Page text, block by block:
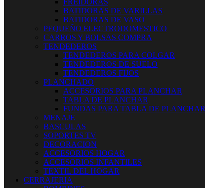
FREIDORAS
BATIDORAS DE VARILLAS
BATIDORAS DE VASO
PEQUEÑO ELECTRODOMESTICO
CARROS Y BOLSAS COMPRA
TENDEDEROS
TENDEDEROS PARA COLGAR
TENDEDEROS DE SUELO
TENDEDEROS FIJOS
PLANCHADO
ACCESORIOS PARA PLANCHAR
TABLA DE PLANCHAR
FUNDAS PARA TABLA DE PLANCHAR
MENAJE
BASCULAS
SOPORTES TV
DECORACION
ACCESORIOS HOGAR
ACCESORIOS INFANTILES
TEXTIL DEL HOGAR
CERRAJERIA